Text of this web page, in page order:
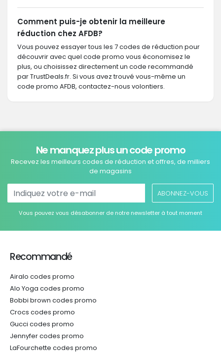
Comment puis-je obtenir la meilleure
réduction chez AFDB?
Vous pouvez essayer tous les 7 codes de réduction pour
découvrir avec quel code promo vous économisez le
plus, ou choisissez directement un code recommandé
par TrustDeals.fr. Si vous avez trouvé vous-même un
code promo AFDB, contactez-nous volontiers.
Ne manquez plus un code promo
Recevez les meilleurs codes de réduction et offres, de milliers
de magasins
ABONNEZ-VOUS
Vous pouvez vous désabonner de notre newsletter à tout moment
Recommandé
Airalo codes promo
Alo Yoga codes promo
Bobbi brown codes promo
Crocs codes promo
Gucci codes promo
Jennyfer codes promo
LaFourchette codes promo